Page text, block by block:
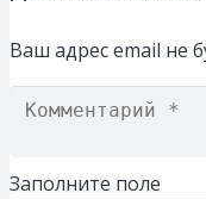
Ваш адрес email не
Заполните поле